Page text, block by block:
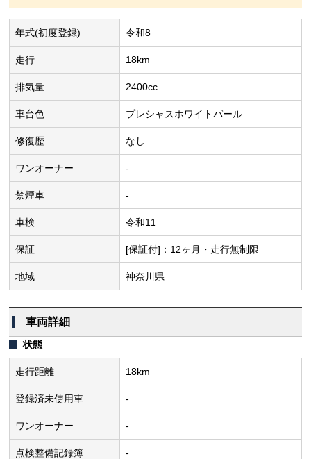
年式(初度登録) 令和8
走行 18km
排気量 2400cc
車台色 プレシャスホワイトパール
修復歴 なし
ワンオーナー -
禁煙車 -
車検 令和11
保証 [保証付]：12ヶ月・走行無制限
地域 神奈川県
車両詳細
状態
走行距離 18km
登録済未使用車 -
ワンオーナー -
点検整備記録簿 -